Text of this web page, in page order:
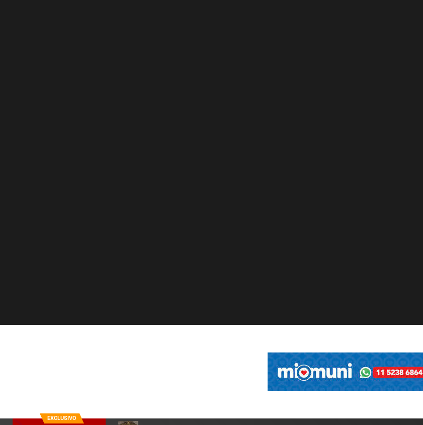
EXCLUSIVO